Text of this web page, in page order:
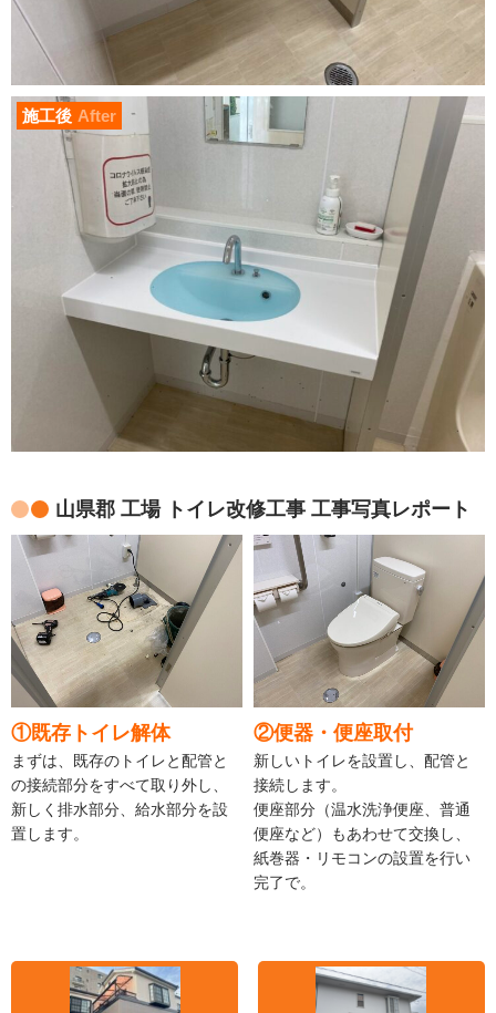
施工後 After
山県郡 工場 トイレ改修工事 工事写真レポート
①既存トイレ解体
まずは、既存のトイレと配管と
の接続部分をすべて取り外し、
新しく排水部分、給水部分を設
置します。
②便器・便座取付
新しいトイレを設置し、配管と
接続します。
便座部分（温水洗浄便座、普通
便座など）もあわせて交換し、
紙巻器・リモコンの設置を行い
完了で。